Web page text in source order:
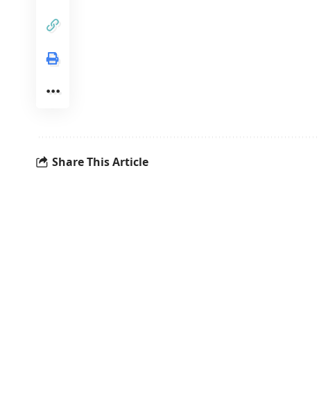
Share This Article